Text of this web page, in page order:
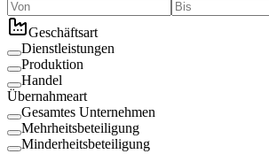
Geschäftsart
Dienstleistungen
Produktion
Handel
Übernahmeart
Gesamtes Unternehmen
Mehrheitsbeteiligung
Minderheitsbeteiligung